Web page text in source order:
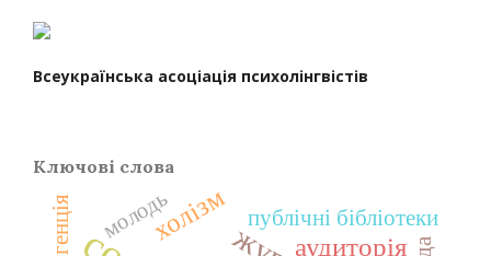
Всеукраїнська асоціація психолінгвістів
Ключові слова
холізм
аудиторія
публічні бібліотеки
молодь